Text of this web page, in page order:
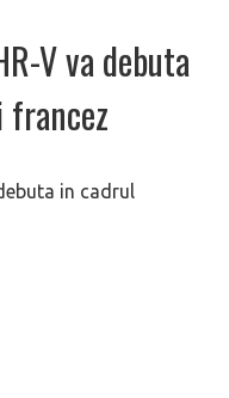
V va debuta